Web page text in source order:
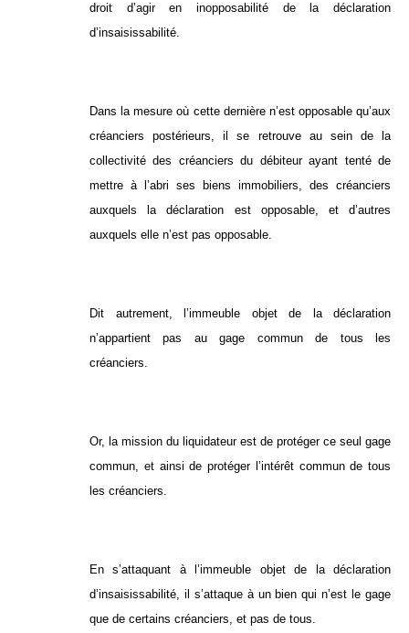
droit d’agir en inopposabilité de la déclaration
d’insaisissabilité.
Dans la mesure où cette dernière n’est opposable qu’aux
créanciers postérieurs, il se retrouve au sein de la
collectivité des créanciers du débiteur ayant tenté de
mettre à l’abri ses biens immobiliers, des créanciers
auxquels la déclaration est opposable, et d’autres
auxquels elle n’est pas opposable.
Dit autrement, l’immeuble objet de la déclaration
n’appartient pas au gage commun de tous les
créanciers.
Or, la mission du liquidateur est de protéger ce seul gage
commun, et ainsi de protéger l’intérêt commun de tous
les créanciers.
En s’attaquant à l’immeuble objet de la déclaration
d’insaisissabilité, il s’attaque à un bien qui n’est le gage
que de certains créanciers, et pas de tous.